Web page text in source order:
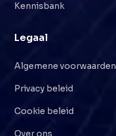
Kennisbank
Legaal
Algemene voorwaarden
Privacy beleid
Cookie beleid
Over ons